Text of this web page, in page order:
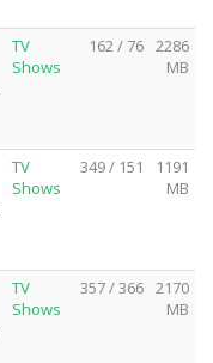
TV
Shows
162 / 76
2286
MB
TV
Shows
349 / 151
1191
MB
TV
Shows
357 / 366
2170
MB